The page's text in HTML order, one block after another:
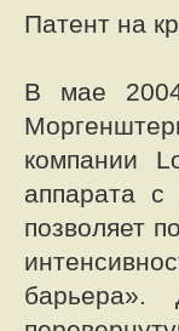
Патент на
В мае
компании
аппарата
позволяет
барьера».